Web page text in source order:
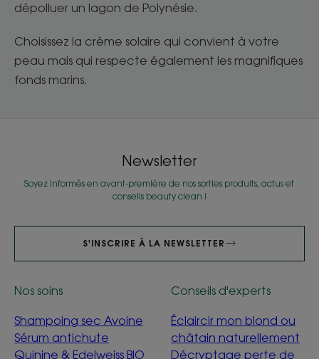
dépolluer un lagon de Polynésie.
Choisissez la crème solaire qui convient à votre
peau mais qui respecte également les magnifiques
fonds marins.
Newsletter
Soyez informés en avant-première de nos sorties produits, actus et
conseils beauty clean !
S'INSCRIRE À LA NEWSLETTER
Nos soins
Shampoing sec Avoine
Sérum antichute
Quinine & Edelweiss BIO
Conseils d'experts
Éclaircir mon blond ou
châtain naturellement
Décryptage perte de